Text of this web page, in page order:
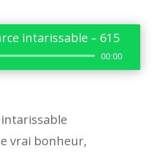
intarissable – 615
Lecteur
audio
00:00
vrai bonheur,